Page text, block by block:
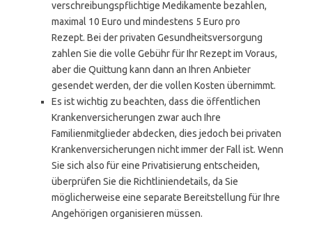
verschreibungspflichtige Medikamente bezahlen,
maximal 10 Euro und mindestens 5 Euro pro
Rezept. Bei der privaten Gesundheitsversorgung
zahlen Sie die volle Gebühr für Ihr Rezept im Voraus,
aber die Quittung kann dann an Ihren Anbieter
gesendet werden, der die vollen Kosten übernimmt.
Es ist wichtig zu beachten, dass die öffentlichen
Krankenversicherungen zwar auch Ihre
Familienmitglieder abdecken, dies jedoch bei privaten
Krankenversicherungen nicht immer der Fall ist. Wenn
Sie sich also für eine Privatisierung entscheiden,
überprüfen Sie die Richtliniendetails, da Sie
möglicherweise eine separate Bereitstellung für Ihre
Angehörigen organisieren müssen.